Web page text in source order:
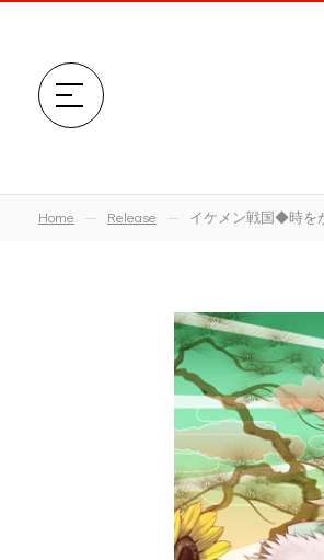
Home Release イケメン戦国◆時を